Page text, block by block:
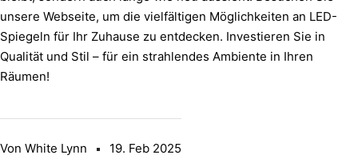
Von White Lynn 19. Feb 2025
unsere Webseite, um die vielfältigen Möglichkeiten an LED-
Spiegeln für Ihr Zuhause zu entdecken. Investieren Sie in
Qualität und Stil – für ein strahlendes Ambiente in Ihren
Räumen!